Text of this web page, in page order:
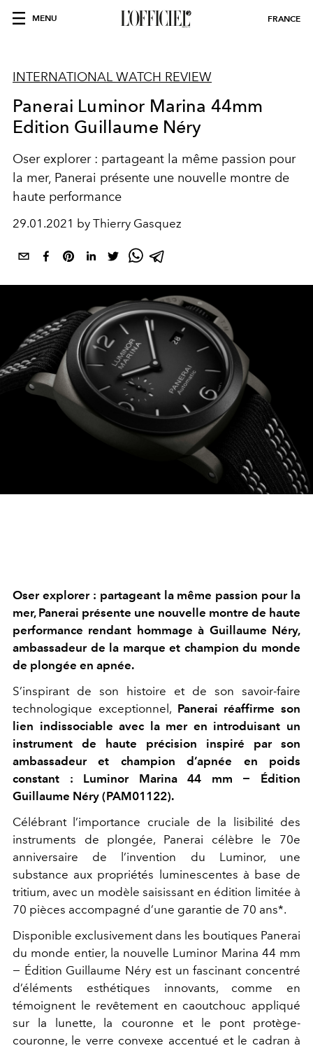
MENU FRANCE
INTERNATIONAL WATCH REVIEW
Panerai Luminor Marina 44mm
Edition Guillaume Néry
Oser explorer : partageant la même passion pour
la mer, Panerai présente une nouvelle montre de
haute performance
29.01.2021 by Thierry Gasquez
Oser explorer : partageant la même passion pour la
mer, Panerai présente une nouvelle montre de haute
performance rendant hommage à Guillaume Néry,
ambassadeur de la marque et champion du monde
de plongée en apnée.
S’inspirant de son histoire et de son savoir-faire
technologique exceptionnel, Panerai réaffirme son
lien indissociable avec la mer en introduisant un
instrument de haute précision inspiré par son
ambassadeur et champion d’apnée en poids
constant : Luminor Marina 44 mm − Édition
Guillaume Néry (PAM01122).
Célébrant l’importance cruciale de la lisibilité des
instruments de plongée, Panerai célèbre le 70e
anniversaire de l’invention du Luminor, une
substance aux propriétés luminescentes à base de
tritium, avec un modèle saisissant en édition limitée à
70 pièces accompagné d’une garantie de 70 ans*.
Disponible exclusivement dans les boutiques Panerai
du monde entier, la nouvelle Luminor Marina 44 mm
− Édition Guillaume Néry est un fascinant concentré
d’éléments esthétiques innovants, comme en
témoignent le revêtement en caoutchouc appliqué
sur la lunette, la couronne et le pont protège-
couronne, le verre convexe accentué et le cadran à